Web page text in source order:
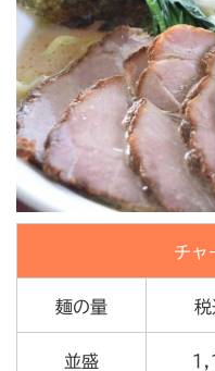
チャ
麺の量 税
並盛